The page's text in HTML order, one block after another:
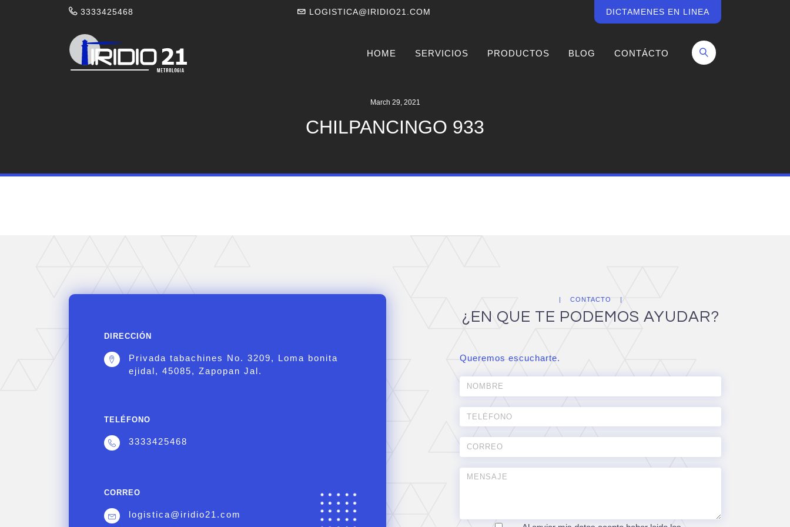
3333425468 LOGISTICA@IRIDIO21.COM DICTAMENES EN LINEA
HOME SERVICIOS PRODUCTOS BLOG CONTÁCTO
March 29, 2021
CHILPANCINGO 933
DIRECCIÓN
Privada tabachines No. 3209, Loma bonita
ejidal, 45085, Zapopan Jal.
TELÉFONO
3333425468
CORREO
logistica@iridio21.com
CONTACTO
¿EN QUE TE PODEMOS AYUDAR?
Queremos escucharte.